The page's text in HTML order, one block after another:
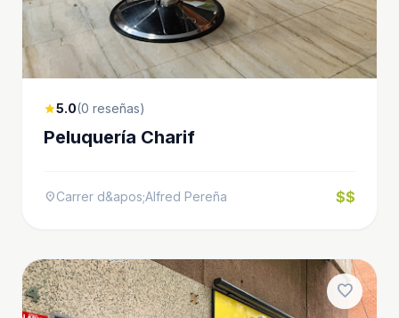
star5.0(0 reseñas)
Peluquería Charif
location_onCarrer d&apos;Alfred Pereña $$
favorite